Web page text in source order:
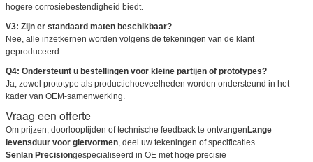
hogere corrosiebestendigheid biedt.
V3: Zijn er standaard maten beschikbaar?
Nee, alle inzetkernen worden volgens de tekeningen van de klant
geproduceerd.
Q4: Ondersteunt u bestellingen voor kleine partijen of prototypes?
Ja, zowel prototype als productiehoeveelheden worden ondersteund in het
kader van OEM-samenwerking.
Vraag een offerte
Om prijzen, doorlooptijden of technische feedback te ontvangenLange
levensduur voor gietvormen, deel uw tekeningen of specificaties.
Senlan Precisiongespecialiseerd in OE met hoge precisie